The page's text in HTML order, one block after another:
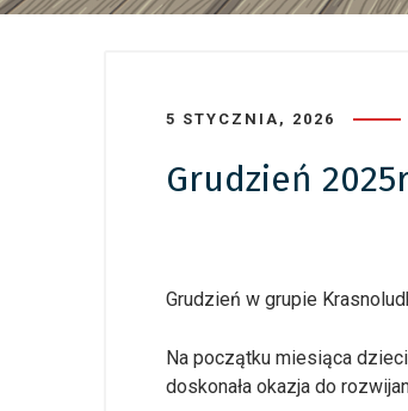
5 STYCZNIA, 2026
Grudzień
Grudzień w grupie
Na początku miesiąca dzieci
doskonała okazja do